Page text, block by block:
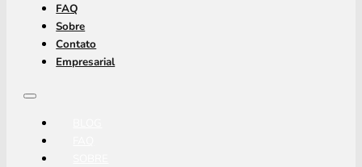
FAQ
Sobre
Contato
Empresarial